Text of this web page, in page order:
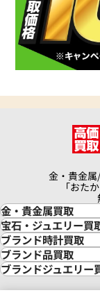
ロイヤルオーク
日時点の参考買
金・貴金
「おた
金・貴金属買取
金買取
金の相場価格情報
金の参考買取価格一
インゴット買取
インゴットの相場価
24金買取
宝石・ジュエリー買
宝石・ジュエリー買取
ダイヤモンド買取
ダイヤモンド・宝石
リング・結婚指輪買
エメラルド買取
ブランド時計買取
時計買取
ロレックス買取
ロレックス デイト
ロレックス サブマ
ブランド品買取
ブランド買取
ブランドジュエリー